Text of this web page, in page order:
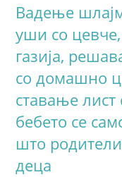
Вадење
уши со
газија,
со домашно
ставање
бебето се
што
деца